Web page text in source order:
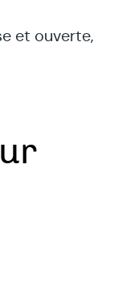
et ouverte,